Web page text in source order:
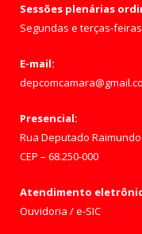
Sessões plenárias
Segundas e terças-
E-mail:
Presencial:
Rua Deputado
CEP – 68.250-000
Atendimento
Ouvidoria /e-SIC